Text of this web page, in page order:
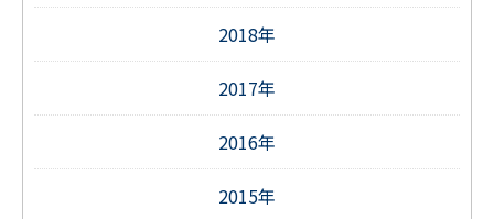
2018年
2017年
2016年
2015年